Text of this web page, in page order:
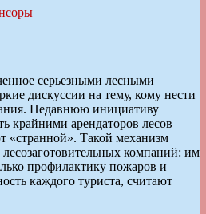
серьез­ными лесными
дискуссии на тему, кому нести
Недавнюю инициативу
крайними арендаторов лесов
«странной». Такой механизм
компаний: им
профилактику пожаров и
каждого туриста, считают